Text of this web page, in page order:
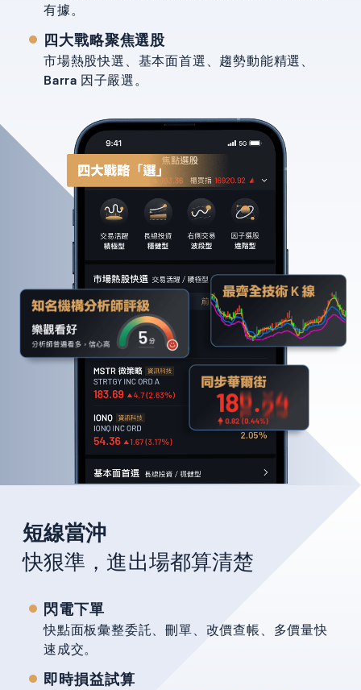
有據。
四大戰略聚焦選股
市場熱股快選、基本面首選、趨勢動能精選、
Barra 因子嚴選。
短線當沖
快狠準，進出場都算清楚
閃電下單
快點面板彙整委託、刪單、改價查帳、多價量快
速成交。
即時損益試算